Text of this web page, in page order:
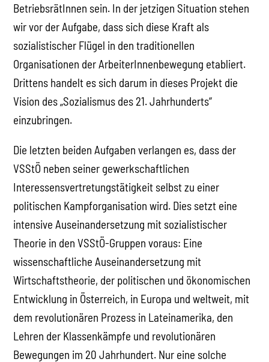
BetriebsrätInnen sein. In der jetzigen Situation stehen
wir vor der Aufgabe, dass sich diese Kraft als
sozialistischer Flügel in den traditionellen
Organisationen der ArbeiterInnenbewegung etabliert.
Drittens handelt es sich darum in dieses Projekt die
Vision des „Sozialismus des 21. Jahrhunderts“
einzubringen.
Die letzten beiden Aufgaben verlangen es, dass der
VSStÖ neben seiner gewerkschaftlichen
Interessensvertretungstätigkeit selbst zu einer
politischen Kampforganisation wird. Dies setzt eine
intensive Auseinandersetzung mit sozialistischer
Theorie in den VSStÖ-Gruppen voraus: Eine
wissenschaftliche Auseinandersetzung mit
Wirtschaftstheorie, der politischen und ökonomischen
Entwicklung in Österreich, in Europa und weltweit, mit
dem revolutionären Prozess in Lateinamerika, den
Lehren der Klassenkämpfe und revolutionären
Bewegungen im 20 Jahrhundert. Nur eine solche